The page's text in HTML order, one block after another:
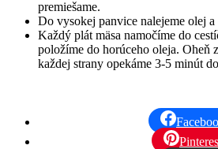
premiešame.
Do vysokej panvice nalejeme olej
Každý plát mäsa namočíme do
položíme do horúceho oleja. Oheň
každej strany opekáme 3-5 minút